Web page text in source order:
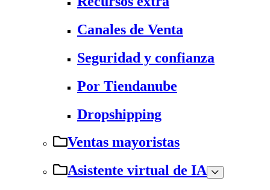
Canales de Venta
Seguridad y confianza
Por Tiendanube
Dropshipping
Ventas mayoristas
Asistente virtual de IA